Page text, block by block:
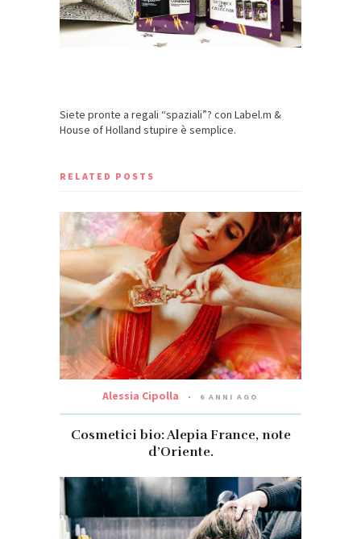
Siete pronte a regali “spaziali”? con Label.m &
House of Holland stupire è semplice.
RELATED POSTS
Alessia Cipolla 6 ANNI AGO
Cosmetici bio: Alepia France, note
d’Oriente.